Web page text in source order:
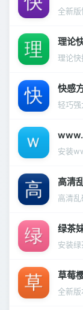
理论
快感
高清
绿茶
草莓